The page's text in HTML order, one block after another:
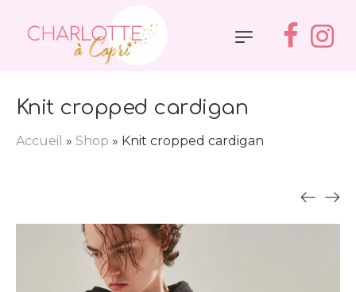
Knit cropped cardigan
Accueil » Shop » Knit cropped cardigan